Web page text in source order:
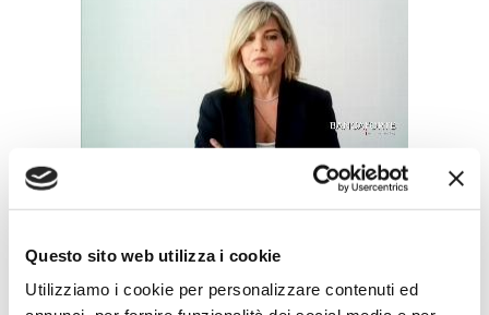
Questo sito web utilizza i cookie
Utilizziamo i cookie per personalizzare contenuti ed
Landi (BPER Banca): “Non c’è libertà
reale senza autonomia economica”
di Flavio Padovan, Maddalena Libertini -
sostegno ai figli, bisogni essenziali. Per una donna che sta
uscend...